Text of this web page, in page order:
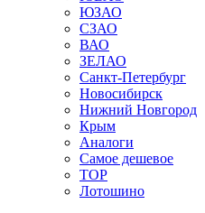
ЮЗАО
СЗАО
ВАО
ЗЕЛАО
Санкт-Петербург
Новосибирск
Нижний Новгород
Крым
Аналоги
Самое дешевое
TOP
Лотошино